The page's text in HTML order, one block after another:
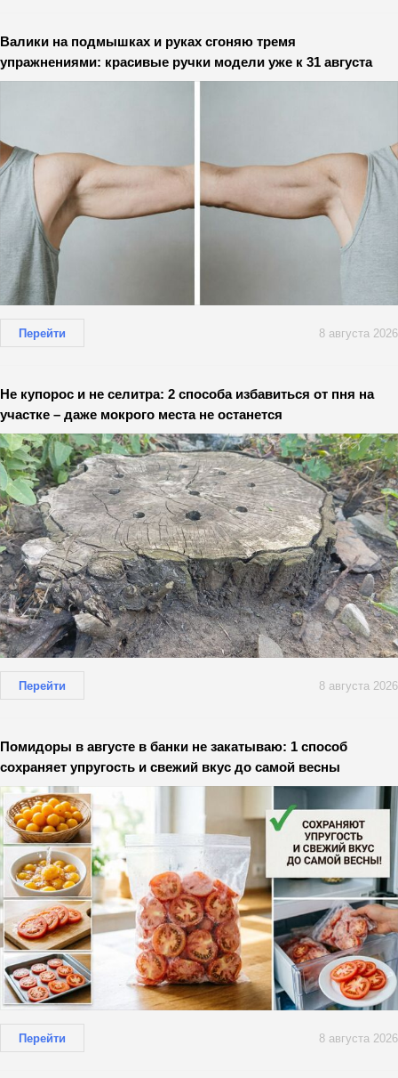
Валики на подмышках и руках сгоняю тремя
упражнениями: красивые ручки модели уже к 31 августа
Перейти 8 августа 2026
Не купорос и не селитра: 2 способа избавиться от пня на
участке – даже мокрого места не останется
Перейти 8 августа 2026
Помидоры в августе в банки не закатываю: 1 способ
сохраняет упругость и свежий вкус до самой весны
Перейти 8 августа 2026